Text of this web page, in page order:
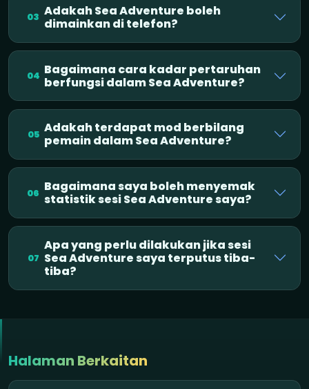
03 Adakah Sea Adventure boleh
dimainkan di telefon?
04 Bagaimana cara kadar pertaruhan
berfungsi dalam Sea Adventure?
05 Adakah terdapat mod berbilang
pemain dalam Sea Adventure?
06 Bagaimana saya boleh menyemak
statistik sesi Sea Adventure saya?
07
Apa yang perlu dilakukan jika sesi
Sea Adventure saya terputus tiba-
tiba?
Halaman Berkaitan